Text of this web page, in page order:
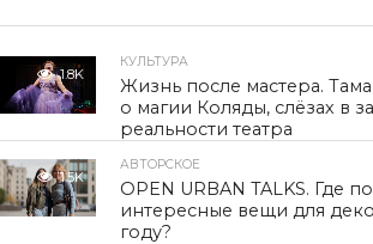
1.8K
КУЛЬТУРА
Жизнь после мастера.
о магии Коляды, слёзах в
реальности театра
1.5K
АВТОРСКОЕ
OPEN URBAN TALKS. Где
интересные вещи для
году?